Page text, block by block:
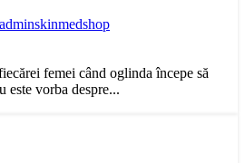
adminskinmedshop
femei când oglinda începe să
este vorba despre...